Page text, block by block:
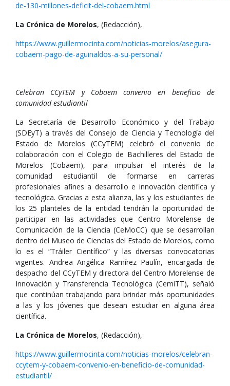
de-130-millones-deficit-del-cobaem.html
La Crónica de Morelos, (Redacción),
https://www.guillermocinta.com/noticias-morelos/asegura-
cobaem-pago-de-aguinaldos-a-su-personal/
Celebran CCyTEM y Cobaem convenio en beneficio de
comunidad estudiantil
La Secretaría de Desarrollo Económico y del Trabajo
(SDEyT) a través del Consejo de Ciencia y Tecnología del
Estado de Morelos (CCyTEM) celebró el convenio de
colaboración con el Colegio de Bachilleres del Estado de
Morelos (Cobaem), para impulsar el interés de la
comunidad estudiantil de formarse en carreras
profesionales afines a desarrollo e innovación científica y
tecnológica. Gracias a esta alianza, las y los estudiantes de
los 25 planteles de la entidad tendrán la oportunidad de
participar en las actividades que Centro Morelense de
Comunicación de la Ciencia (CeMoCC) que se desarrollan
dentro del Museo de Ciencias del Estado de Morelos, como
lo es el “Tráiler Científico” y las diversas convocatorias
vigentes. Andrea Angélica Ramírez Paulín, encargada de
despacho del CCyTEM y directora del Centro Morelense de
Innovación y Transferencia Tecnológica (CemiTT), señaló
que continúan trabajando para brindar más oportunidades
a las y los jóvenes que desean estudiar en alguna área
científica.
La Crónica de Morelos, (Redacción),
https://www.guillermocinta.com/noticias-morelos/celebran-
ccytem-y-cobaem-convenio-en-beneficio-de-comunidad-
estudiantil/